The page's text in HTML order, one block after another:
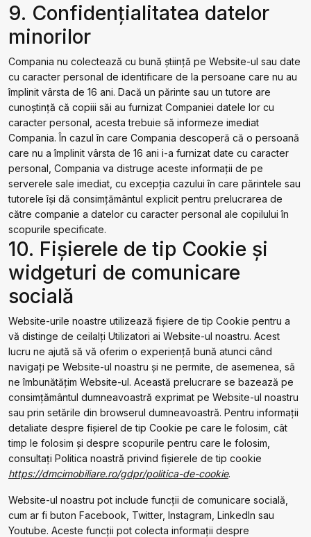
9. Confidenţialitatea datelor
minorilor
Compania nu colectează cu bună știință pe Website-ul sau date
cu caracter personal de identificare de la persoane care nu au
împlinit vârsta de 16 ani. Dacă un părinte sau un tutore are
cunoștință că copiii săi au furnizat Companiei datele lor cu
caracter personal, acesta trebuie să informeze imediat
Compania. În cazul în care Compania descoperă că o persoană
care nu a împlinit vârsta de 16 ani i-a furnizat date cu caracter
personal, Compania va distruge aceste informații de pe
serverele sale imediat, cu excepția cazului în care părintele sau
tutorele își dă consimțământul explicit pentru prelucrarea de
către companie a datelor cu caracter personal ale copilului în
scopurile specificate.
10. Fișierele de tip Cookie și
widgeturi de comunicare
socială
Website-urile noastre utilizează fișiere de tip Cookie pentru a
vă distinge de ceilalți Utilizatori ai Website-ul noastru. Acest
lucru ne ajută să vă oferim o experiență bună atunci când
navigați pe Website-ul noastru și ne permite, de asemenea, să
ne îmbunătățim Website-ul. Această prelucrare se bazează pe
consimțământul dumneavoastră exprimat pe Website-ul noastru
sau prin setările din browserul dumneavoastră. Pentru informații
detaliate despre fișierel de tip Cookie pe care le folosim, cât
timp le folosim și despre scopurile pentru care le folosim,
consultați Politica noastră privind fișierele de tip cookie
https://dmcimobiliare.ro/gdpr/politica-de-cookie.
Website-ul noastru pot include funcții de comunicare socială,
cum ar fi buton Facebook, Twitter, Instagram, LinkedIn sau
Youtube. Aceste funcții pot colecta informații despre